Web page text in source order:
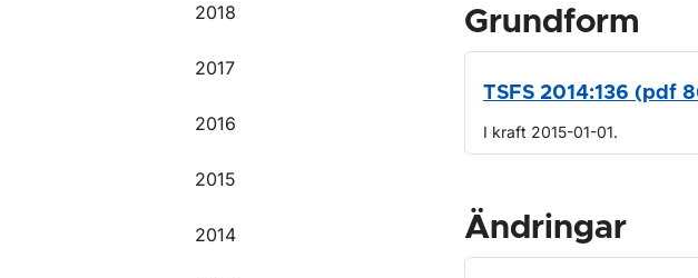
2018
2017
2016
2015
2014
Grundform
TSFS 2014:136 (pdf
I kraft 2015-01-01.
Ändringar